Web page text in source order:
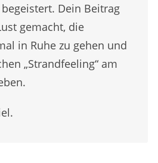
Dein Beitrag
gemacht, die
in Ruhe zu gehen und
„Strandfeeling“ am